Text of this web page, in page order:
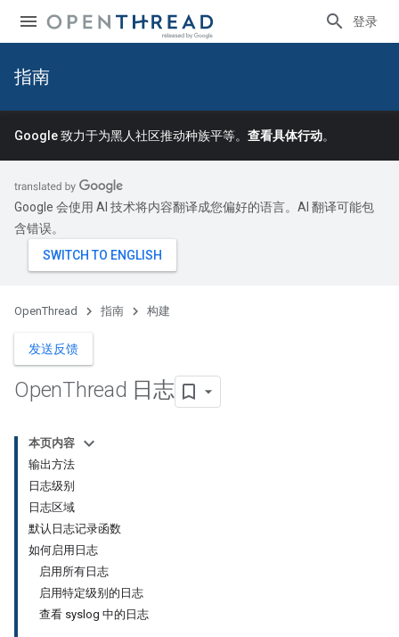
登录
指南
Google 致力于为黑人社区推动种族平等。 查看具体行动。
Google 会使用 AI 技术将内容翻译成您偏好的语言。AI 翻译可能包
含错误。
OpenThread 指南 构建
发送反馈
OpenThread 日志
本页内容
输出方法
日志级别
日志区域
默认日志记录函数
如何启用日志
启用所有日志
启用特定级别的日志
查看 syslog 中的日志